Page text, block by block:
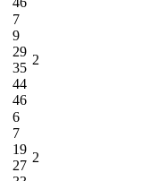
7
9
29
35
44
46
2
6
7
19
27
2